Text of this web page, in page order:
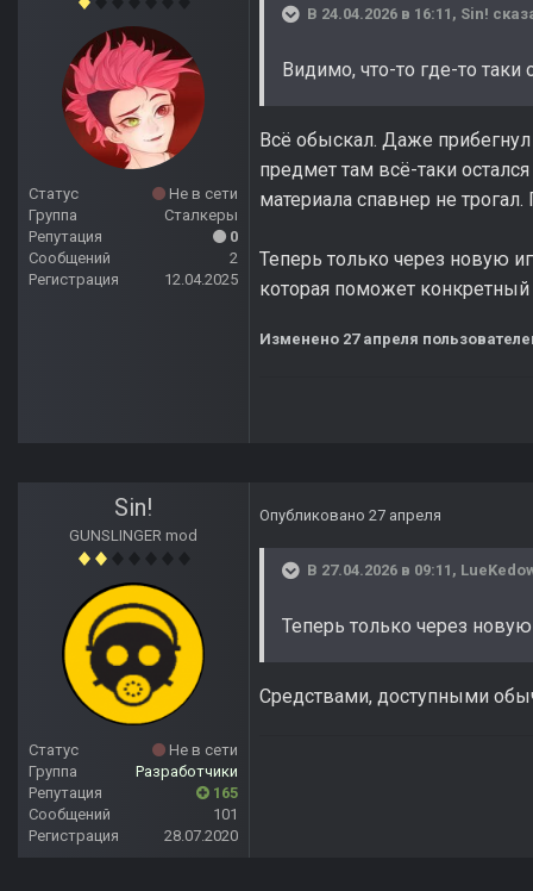
Статус
Не в сети
Группа
Сталкеры
Репутация
0
Сообщений
2
Регистрация
12.04.2025
В 24.04.2026 в 16:11, Sin!
Видимо, что-то где-то таки
Всё обыскал. Даже
предмет там всё-таки
материала спавнер не
Теперь только через новую
которая поможет
Изменено 27 апреля
Sin!
GUNSLINGER mod
Статус
Не в сети
Группа
Разработчики
Репутация
165
Сообщений
101
Регистрация
28.07.2020
Опубликовано 27 апреля
В 27.04.2026 в 09:11,
Теперь только через
Средствами, доступными